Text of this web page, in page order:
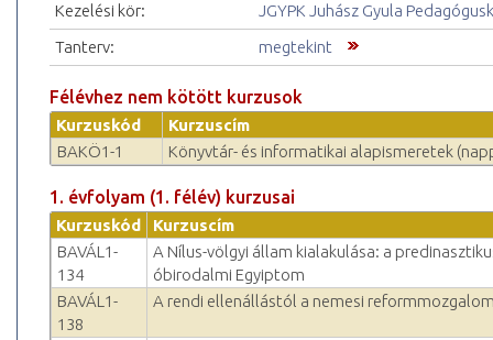
Kezelési kör:
JGYPK Juhász Gyula
Tanterv:
megtekint
Félévhez nem kötött kurzusok
Kurzuskód
Kurzuscím
BAKÖ1-1
Könyvtár- és informatikai alapismeretek
1. évfolyam (1. félév) kurzusai
Kurzuskód
Kurzuscím
BAVÁL1-
134
A Nílus-völgyi állam kialakulása: a
óbirodalmi Egyiptom
BAVÁL1-
138
A rendi ellenállástól a nemesi